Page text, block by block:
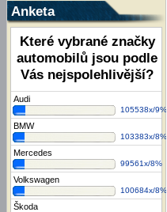
Anketa
Které vybrané značky
automobilů jsou podle
Vás nejspolehlivější?
Audi
105538x/9%
BMW
103383x/8%
Mercedes
99561x/8%
Volkswagen
100684x/8%
Škoda